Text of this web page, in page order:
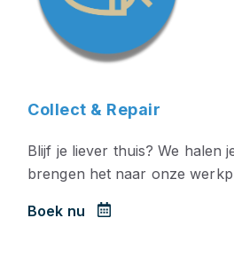
Collect & Repair
Blijf je liever thuis? We halen
brengen het naar onze
Boek nu